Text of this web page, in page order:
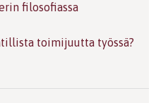
filosofiassa
toimijuutta työssä?